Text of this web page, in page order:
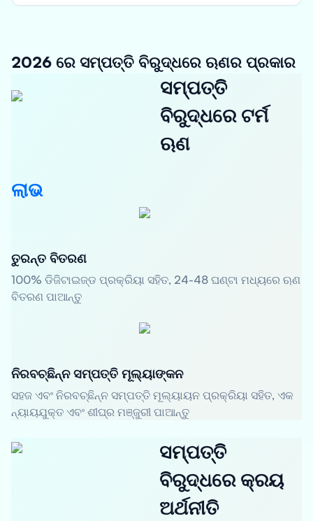
2026 ରେ ସମ୍ପତ୍ତି ବିରୁଦ୍ଧରେ ଋଣର ପ୍ରକାର
ସମ୍ପତ୍ତି
ବିରୁଦ୍ଧରେ ଟର୍ମ
ଋଣ
ଲାଭ
ତୁରନ୍ତ ବିତରଣ
100% ଡିଜିଟାଇଜ୍ଡ ପ୍ରକ୍ରିୟା ସହିତ, 24-48 ଘଣ୍ଟା ମଧ୍ୟରେ ଋଣ
ବିତରଣ ପାଆନ୍ତୁ
ନିରବଚ୍ଛିନ୍ନ ସମ୍ପତ୍ତି ମୂଲ୍ୟାଙ୍କନ
ସହଜ ଏବଂ ନିରବଚ୍ଛିନ୍ନ ସମ୍ପତ୍ତି ମୂଲ୍ୟାୟନ ପ୍ରକ୍ରିୟା ସହିତ, ଏକ
ନ୍ୟାୟଯୁକ୍ତ ଏବଂ ଶୀଘ୍ର ମଞ୍ଜୁରୀ ପାଆନ୍ତୁ
ସମ୍ପତ୍ତି
ବିରୁଦ୍ଧରେ କ୍ରୟ
ଅର୍ଥନୀତି